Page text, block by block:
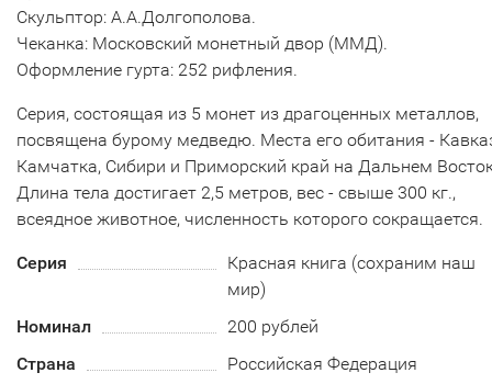
Скульптор: А.А.Долгополова.
Чеканка: Московский монетный двор (ММД).
Оформление гурта: 252 рифления.
Серия, состоящая из 5 монет из драгоценных металлов,
посвящена бурому медведю. Места его обитания -
Камчатка, Сибири и Приморский край на Дальнем
Длина тела достигает 2,5 метров, вес - свыше 300 кг.,
всеядное животное, численность которого сокращается.
Серия
Красная книга (сохраним наш
мир)
Номинал
200 рублей
Страна
Российская Федерация